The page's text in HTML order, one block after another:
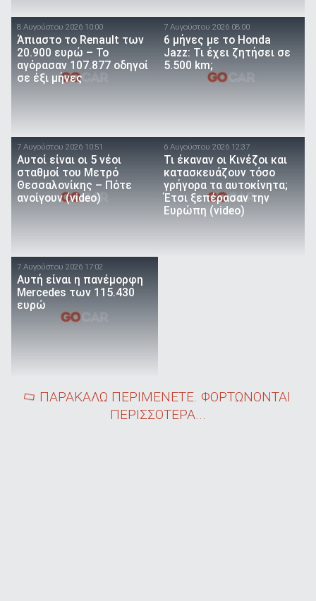
8 Αυγούστου 2026 10:00
Άπιαστο το Renault των
20.900 ευρώ – Το
αγόρασαν 107.877 οδηγοί
σε έξι μήνες
7 Αυγούστου 2026 08:00
6 μήνες με το Honda
Jazz: Τι έχει ζητήσει σε
5.500 km;
7 Αυγούστου 2026 10:51
Αυτοί είναι οι 5 νέοι
σταθμοί του Μετρό
Θεσσαλονίκης – Πότε
ανοίγουν (video)
6 Αυγούστου 2026 12:37
Τι έκαναν οι Κινέζοι και
κατασκευάζουν τόσο
γρήγορα τα αυτοκίνητα;
Έτσι ξεπέρασαν την
Ευρώπη (video)
7 Αυγούστου 2026 17:02
Αυτή είναι η πανέμορφη
Mercedes των 115.430
ευρώ
ΠΑΡΑΚΑΛΩ ΠΕΡΙΜΕΝΕΤΕ. ΦΟΡΤΩΝΟΝΤΑΙ
ΠΕΡΙΣΣΟΤΕΡΑ...